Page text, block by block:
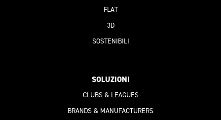
FLAT
3D
SOSTENIBILI
SOLUZIONI
CLUBS & LEAGUES
BRANDS & MANUFACTURERS